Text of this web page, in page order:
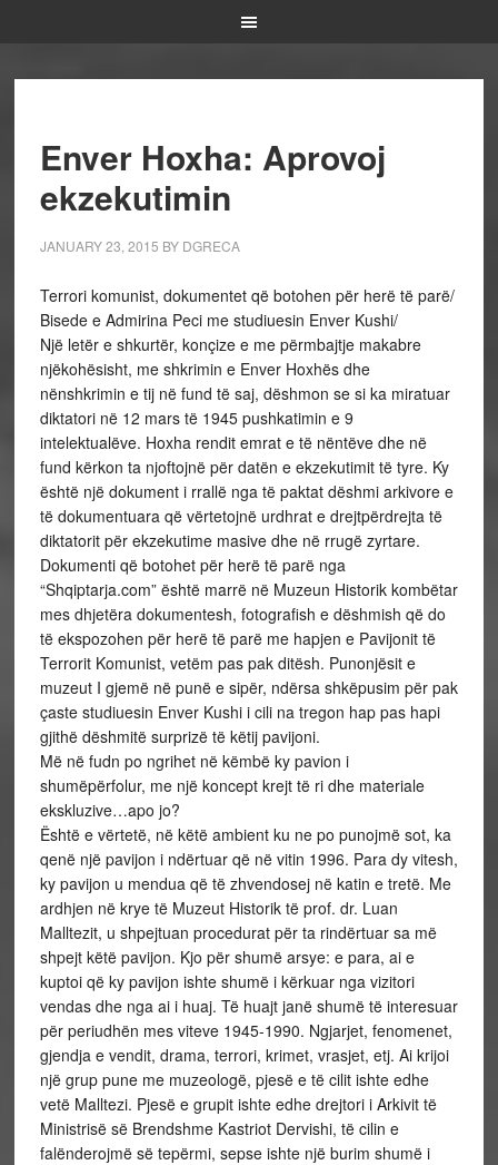
Enver Hoxha: Aprovoj
ekzekutimin
JANUARY 23, 2015 BY DGRECA
Terrori komunist, dokumentet që botohen për herë të parë/
Bisede e Admirina Peci me studiuesin Enver Kushi/
Një letër e shkurtër, konçize e me përmbajtje makabre
njëkohësisht, me shkrimin e Enver Hoxhës dhe
nënshkrimin e tij në fund të saj, dëshmon se si ka miratuar
diktatori në 12 mars të 1945 pushkatimin e 9
intelektualëve. Hoxha rendit emrat e të nëntëve dhe në
fund kërkon ta njoftojnë për datën e ekzekutimit të tyre. Ky
është një dokument i rrallë nga të paktat dëshmi arkivore e
të dokumentuara që vërtetojnë urdhrat e drejtpërdrejta të
diktatorit për ekzekutime masive dhe në rrugë zyrtare.
Dokumenti që botohet për herë të parë nga
“Shqiptarja.com” është marrë në Muzeun Historik kombëtar
mes dhjetëra dokumentesh, fotografish e dëshmish që do
të ekspozohen për herë të parë me hapjen e Pavijonit të
Terrorit Komunist, vetëm pas pak ditësh. Punonjësit e
muzeut I gjemë në punë e sipër, ndërsa shkëpusim për pak
çaste studiuesin Enver Kushi i cili na tregon hap pas hapi
gjithë dëshmitë surprizë të këtij pavijoni.
Më në fudn po ngrihet në këmbë ky pavion i
shumëpërfolur, me një koncept krejt të ri dhe materiale
ekskluzive…apo jo?
Është e vërtetë, në këtë ambient ku ne po punojmë sot, ka
qenë një pavijon i ndërtuar që në vitin 1996. Para dy vitesh,
ky pavijon u mendua që të zhvendosej në katin e tretë. Me
ardhjen në krye të Muzeut Historik të prof. dr. Luan
Malltezit, u shpejtuan procedurat për ta rindërtuar sa më
shpejt këtë pavijon. Kjo për shumë arsye: e para, ai e
kuptoi që ky pavijon ishte shumë i kërkuar nga vizitori
vendas dhe nga ai i huaj. Të huajt janë shumë të interesuar
për periudhën mes viteve 1945-1990. Ngjarjet, fenomenet,
gjendja e vendit, drama, terrori, krimet, vrasjet, etj. Ai krijoi
një grup pune me muzeologë, pjesë e të cilit ishte edhe
vetë Malltezi. Pjesë e grupit ishte edhe drejtori i Arkivit të
Ministrisë së Brendshme Kastriot Dervishi, të cilin e
falënderojmë së tepërmi, sepse ishte një burim shumë i